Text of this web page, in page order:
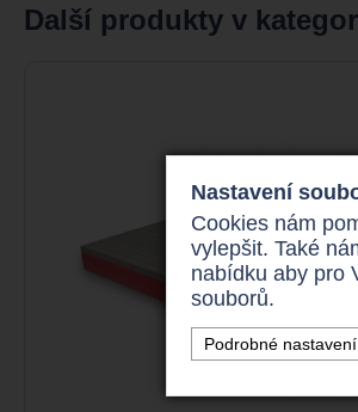
Další produkty v
Nastavení
Cookies nám
vylepšit. Také
nabídku aby pro
souborů.
Podrobné nastavení